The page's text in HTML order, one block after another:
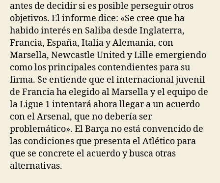
antes de decidir si es posible perseguir otros
objetivos. El informe dice: «Se cree que ha
habido interés en Saliba desde Inglaterra,
Francia, España, Italia y Alemania, con
Marsella, Newcastle United y Lille emergiendo
como los principales contendientes para su
firma. Se entiende que el internacional juvenil
de Francia ha elegido al Marsella y el equipo de
la Ligue 1 intentará ahora llegar a un acuerdo
con el Arsenal, que no debería ser
problemático». El Barça no está convencido de
las condiciones que presenta el Atlético para
que se concrete el acuerdo y busca otras
alternativas.